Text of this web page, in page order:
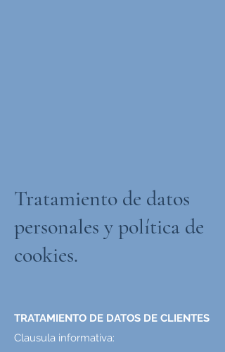
Tratamiento de datos
personales y política de
cookies.
TRATAMIENTO DE DATOS DE CLIENTES
Clausula informativa: